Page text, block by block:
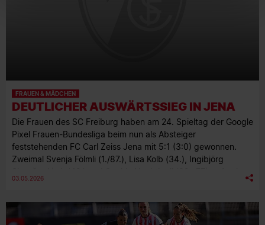
Sigurðardóttir (42.) und Sophie Nachtigall (62., FE) trafen in
Thüringen.
03.05.2026